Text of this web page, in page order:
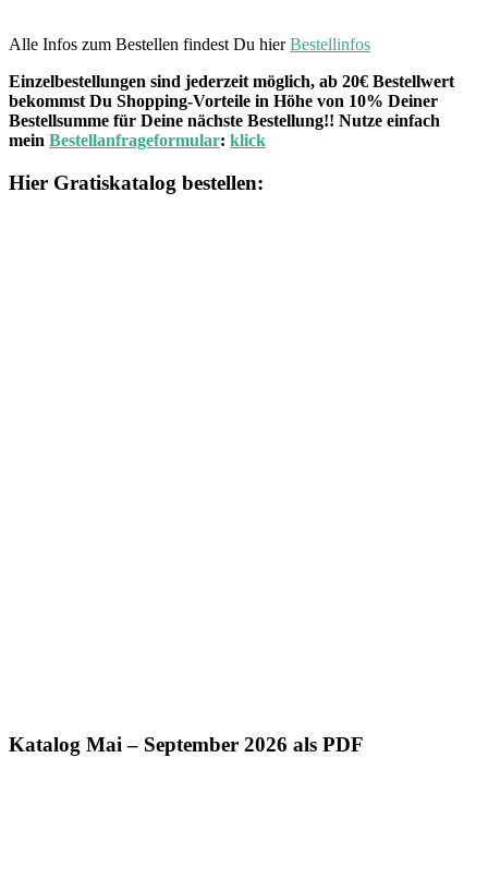
Alle Infos zum Bestellen findest Du hierBestellinfos
Einzelbestellungen sind jederzeit möglich, ab 20€ Bestellwert
bekommst Du Shopping-Vorteile in Höhe von 10% Deiner
Bestellsumme für Deine nächste Bestellung!! Nutze einfach
mein Bestellanfrageformular: klick
Hier Gratiskatalog bestellen:
Katalog Mai – September 2026 als PDF